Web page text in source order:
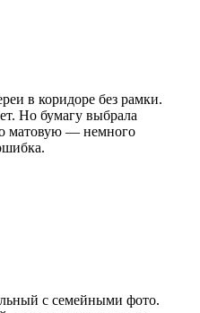
в коридоре без рамки.
Но бумагу выбрала
матовую — немного
с семейными фото.